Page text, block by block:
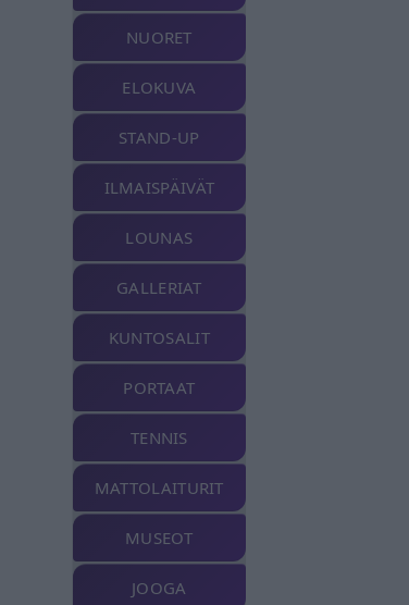
NUORET
ELOKUVA
STAND-UP
ILMAISPÄIVÄT
LOUNAS
GALLERIAT
KUNTOSALIT
PORTAAT
TENNIS
MATTOLAITURIT
MUSEOT
JOOGA